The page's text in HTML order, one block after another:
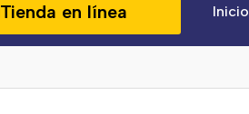
Tienda en línea Inicio